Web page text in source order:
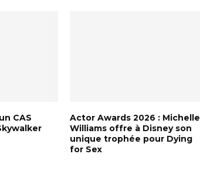
CAS
Actor Awards 2026 : Michelle
Williams offre à Disney son
unique trophée pour Dying
for Sex